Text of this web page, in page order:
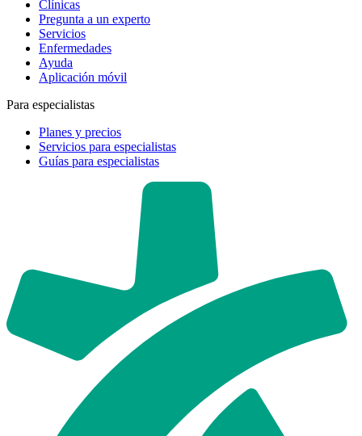
Clínicas
Pregunta a un experto
Servicios
Enfermedades
Ayuda
Aplicación móvil
Para especialistas
Planes y precios
Servicios para especialistas
Guías para especialistas